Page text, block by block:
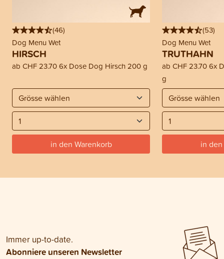
(46)
Dog Menu Wet
HIRSCH
ab CHF 23.706x Dose Dog Hirsch 200 g
in den Warenkorb
(53)
Dog Menu Wet
TRUTHAHN
ab CHF 23.706x
g
in
Immer up-to-date.
Abonniere unseren Newsletter